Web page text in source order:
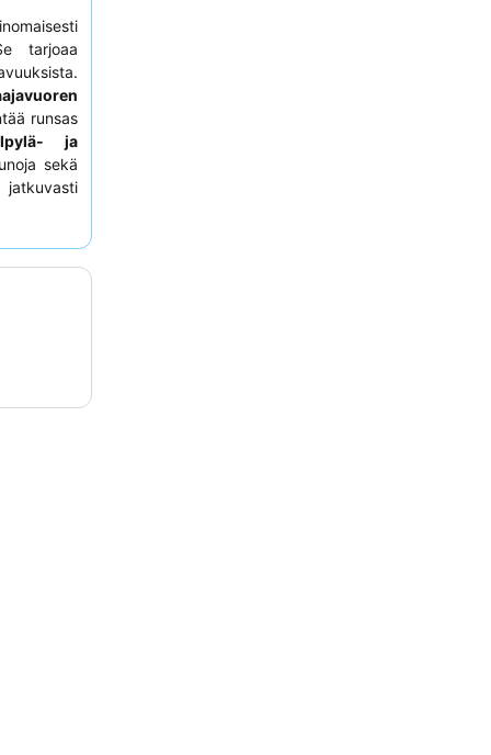
tarjoaa
runsas
ja
sekä
harkitse